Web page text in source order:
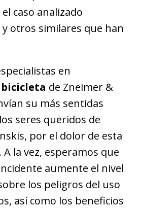
caso analizado
otros similares que han
en
de Zneimer &
su más sentidas
seres queridos de
por el dolor de esta
la vez, esperamos que
aumente el nivel
los peligros del uso
así como los beneficios